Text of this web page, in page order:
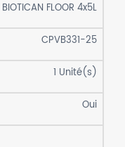
BIOTICAN FLOOR 4x5L
CPVB331-25
1 Unité(s)
Oui